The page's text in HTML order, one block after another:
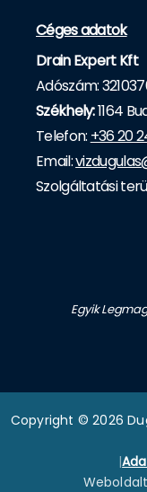
Céges adatok
Drain Expert Kft
Adószám:
Székhely:1164
Telefon: +36 20
Email:
Szolgáltatási
Egyik
Copyright © 2026
|